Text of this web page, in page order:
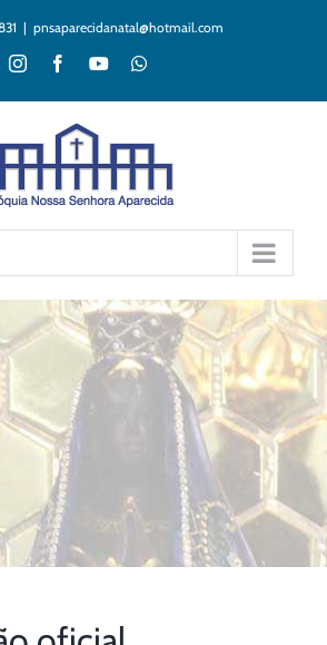
| pnsaparecidanatal@hotmail.com
InstagramFacebookYouTubeWhatsApp